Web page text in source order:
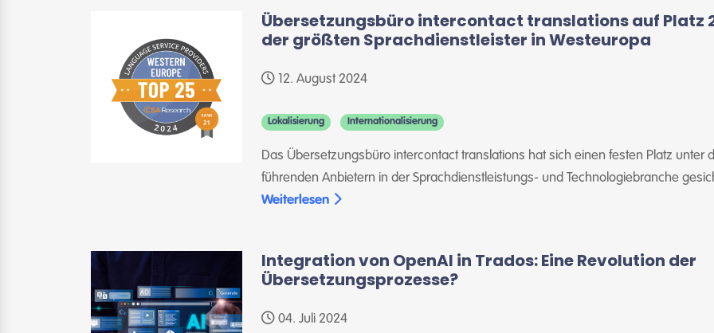
Übersetzungsbüro intercontact translations auf Platz
der größten Sprachdienstleister in Westeuropa
12. August 2024
Lokalisierung Internationalisierung
Das Übersetzungsbüro intercontact translations hat sich einen festen Platz unter
führenden Anbietern in der Sprachdienstleistungs- und Technologiebranche
Weiterlesen
Integration von OpenAI in Trados: Eine Revolution der
Übersetzungsprozesse?
04. Juli 2024